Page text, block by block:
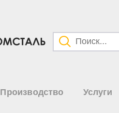
Производство Услуги